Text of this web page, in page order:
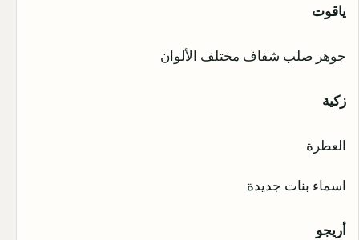
ياقوت
جوهر صلب شفاف مختلف الألوان
زكية
العطرة
اسماء بنات جديدة
أريجو